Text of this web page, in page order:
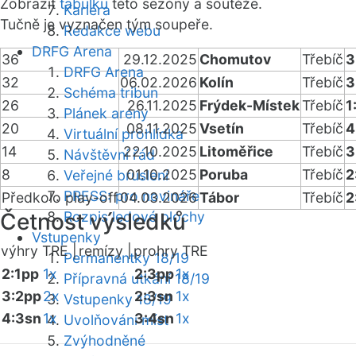
Kariéra
Redakce webu
DRFG Arena
DRFG Arena
Schéma tribun
Plánek areny
Virtuální prohlídka
Návštěvní řád
Veřejné bruslení
PRESS: pro novináře
Rozpis ledové plochy
Vstupenky
Permanentky 18/19
Přípravná utkání 18/19
Vstupenky 18/19
Uvolňování míst
Zvýhodněné
Zobrazit tabulku této sezóny a soutěže.
Tučně je vyznačen tým soupeře.
36 29.12.2025 Chomutov Třebíč
32
06.02.2026 Kolín Třebíč
26
26.11.2025 Frýdek-MístekTřebíč
20
08.11.2025Vsetín Třebíč
14
22.10.2025 Litoměřice Třebíč
8
01.10.2025 Poruba Třebíč
Předkolo play-off04.03.2026Tábor Třebíč
Četnost výsledků
výhry TRE | remízy |prohry TRE
2:1pp 1x
3:2pp2x
4:3sn1x
2:3pp1x
2:3sn 1x
3:4sn1x